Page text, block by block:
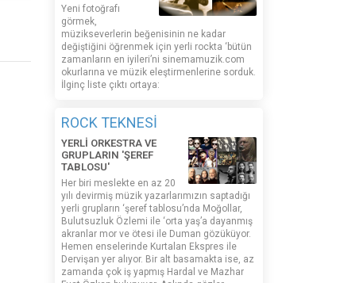
Yeni fotoğrafı
görmek,
müzikseverlerin beğenisinin ne kadar
değiştiğini öğrenmek için yerli rockta ‘bütün
zamanların en iyileri’ni sinemamuzik.com
okurlarına ve müzik eleştirmenlerine sorduk.
İlginç liste çıktı ortaya:
ROCK TEKNESİ
YERLİ ORKESTRA VE
GRUPLARIN 'ŞEREF
TABLOSU'
Her biri meslekte en az 20
yılı devirmiş müzik yazarlarımızın saptadığı
yerli grupların ‘şeref tablosu’nda Moğollar,
Bulutsuzluk Özlemi ile ‘orta yaş’a dayanmış
akranlar mor ve ötesi ile Duman gözüküyor.
Hemen enselerinde Kurtalan Ekspres ile
Dervişan yer alıyor. Bir alt basamakta ise, az
zamanda çok iş yapmış Hardal ve Mazhar